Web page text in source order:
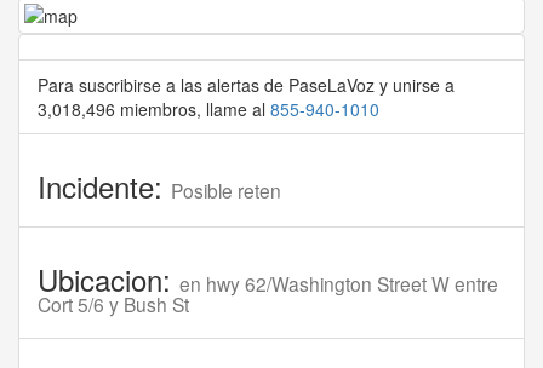
Para suscribirse a las alertas de PaseLaVoz y unirse a
3,018,496 miembros, llame al 855-940-1010
Incidente: Posible reten
Ubicacion: en hwy 62/Washington Street W entre
Cort 5/6 y Bush St